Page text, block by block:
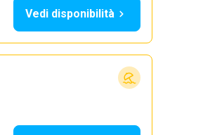
Vedi disponibilità